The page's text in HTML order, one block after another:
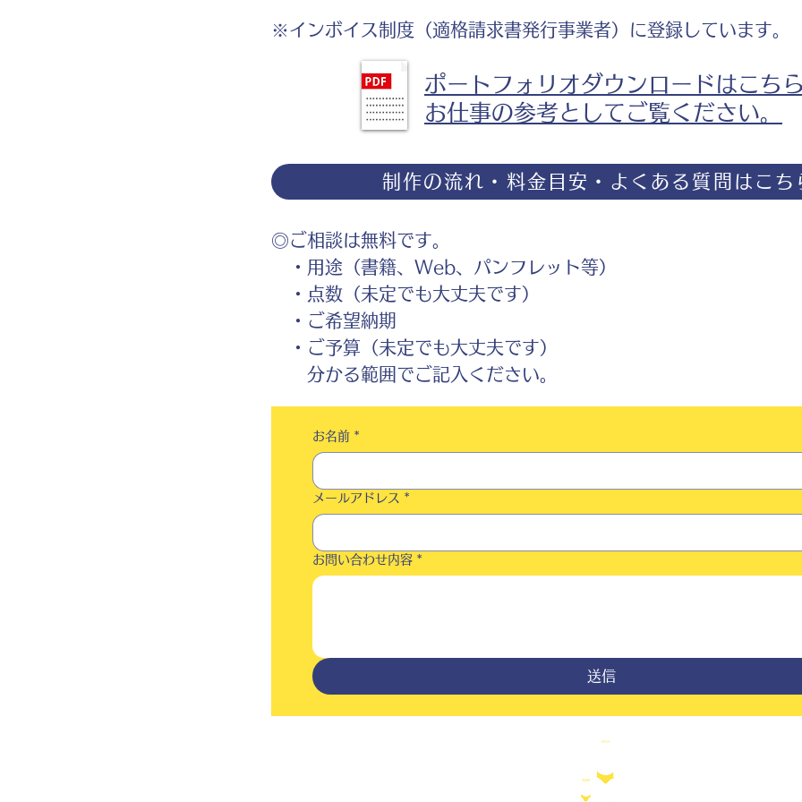
※インボイス制度（適格請求書発行事業者）に登録しています。
ポートフォリオダウンロードはこち
お仕事の参考としてご覧ください。
制作の流れ・料金目安・よくある質問はこち
◎ご相談は無料です。
・用途（書籍、Web、パンフレット等）
・点数（未定でも大丈夫です）
・ご希望納期
・ご予算（未定でも大丈夫です）
分かる範囲でご記入ください。
お名前 *
メールアドレス *
お問い合わせ内容 *
送信